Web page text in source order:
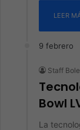
LEER
9 febrero
Staff
Bowl
La